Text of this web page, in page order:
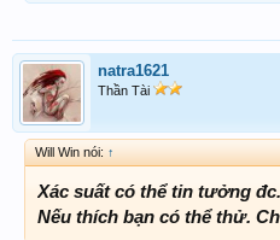
natra1621
Thần Tài
Will Win nói: ↑
Xác suất có thể tin tưởng
Nếu thích bạn có thể thử.